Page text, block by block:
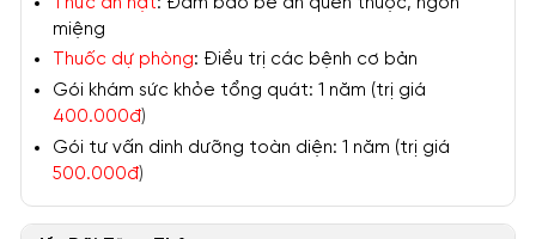
miệng
Thuốc dự phòng: Điều trị các bệnh cơ bản
Gói khám sức khỏe tổng quát: 1 năm (trị giá
400.000đ)
Gói tư vấn dinh dưỡng toàn diện: 1 năm (trị giá
500.000đ)